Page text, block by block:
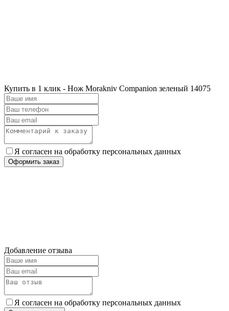
Купить в 1 клик - Нож Morakniv Companion зеленый 14075
Я согласен на обработку персональных данных
Оформить заказ
Добавление отзыва
Я согласен на обработку персональных данных